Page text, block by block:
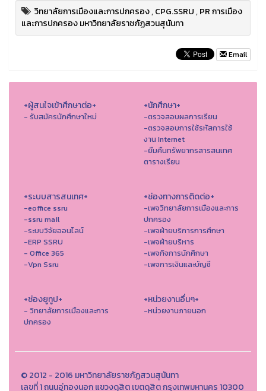
วิทยาลัยการเมืองและการปกครอง,CPG.SSRU,PR การเมือง
และการปกครอง มหาวิทยาลัยราชภัฏสวนสุนันทา
Email
+ผู้สนใจเข้าศึกษาต่อ+
- รับสมัครนักศึกษาใหม่
+นักศึกษา+
-ตรวจสอบผลการเรียน
-ตรวจสอบการใช้รหัสการใช้
งาน Internet
-ยืมคืนทรัพยากรสารสนเทศ
ตารางเรียน
+ระบบสารสนเทศ+
-eoffice ssru
-ssru mail
-ระบบวิจัยออนไลน์
-ERP SSRU
- Office 365
-Vpn Ssru
+ช่องทางการติดต่อ+
-เพจวิทยาลัยการเมืองและการ
ปกครอง
-เพจฝ่ายบริการการศึกษา
-เพจฝ่ายบริหาร
-เพจกิจการนักศึกษา
-เพจการเงินและบัญชี
+ช่องยูทูป+
- วิทยาลัยการเมืองและการ
ปกครอง
+หน่วยงานอื่นๆ+
-หน่วยงานภายนอก
© 2012 - 2016 มหาวิทยาลัยราชภัฏสวนสุนันทา
เลขที่ 1 ถนนอู่ทองนอก แขวงดุสิต เขตดุสิต กรุงเทพมหานคร 10300